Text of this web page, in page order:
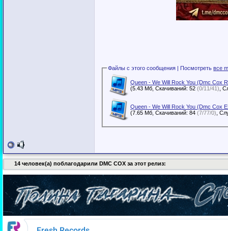
Файлы с этого сообщения | Посмотретьвсе
Queen - We Will Rock You (Dmc Cox
(5.43 Мб, Скачиваний: 52(0/11/41)
Queen - We Will Rock You (Dmc Cox
(7.65 Мб, Скачиваний: 84(7/77/0)
14 человек(а) поблагодарили DMC COX за этот релиз: